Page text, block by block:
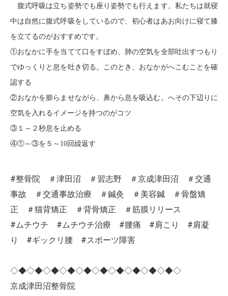
腹式呼吸は立ち姿勢でも座り姿勢でも行えます。私たちは就寝
中は自然に腹式呼吸をしているので、初心者はあお向けに寝て膝
を立てるのがおすすめです。
①おなかに手を当てて口をすぼめ、肺の空気を全部吐出すつもり
でゆっくりと息を吐き切る。このとき、おなかがへこむことを確
認する
②おなかを膨らませながら、鼻から息を吸込む。へその下辺りに
空気を入れるイメージを持つのがコツ
③１～２秒息を止める
④①～③を５～ 10回繰返す
#整骨院 ＃津田沼 ＃習志野 ＃京成津田沼 ＃交通
事故 ＃交通事故治療 ＃鍼灸 ＃美容鍼 ＃骨盤矯
正 ＃猫背矯正 ＃背骨矯正 ＃筋膜リリース
#ムチウチ #ムチウチ治療 #腰痛 #肩こり #肩凝
り #ギックリ腰 #スポーツ障害
◇◆◇◆◇◆◇◆◇◆◇◆◇◆◇◆◇◆◇◆◇
京成津田沼整骨院